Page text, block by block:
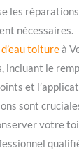
les
nécessaires.
toitureà
incluant le
et
sont
votre